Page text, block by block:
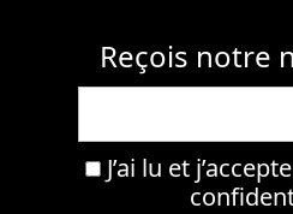
Reçois notre
J’ai lu et